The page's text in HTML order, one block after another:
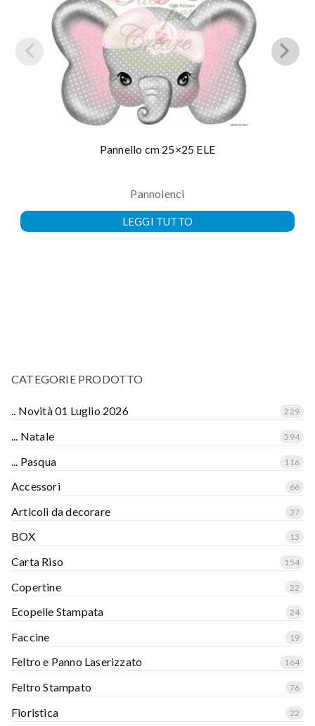
Pannello cm 25×25 ELE
Pannolenci
LEGGI TUTTO
CATEGORIE PRODOTTO
.. Novità 01 Luglio 2026 229
... Natale 594
... Pasqua 116
Accessori 66
Articoli da decorare 37
BOX 13
Carta Riso 154
Copertine 22
Ecopelle Stampata 24
Faccine 19
Feltro e Panno Laserizzato 164
Feltro Stampato 76
Fioristica 22